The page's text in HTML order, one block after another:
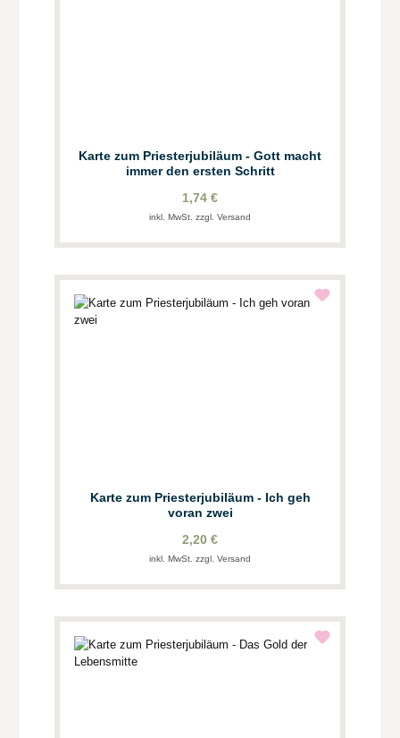
Karte zum Priesterjubiläum - Gott macht
immer den ersten Schritt
1,74 €
inkl. MwSt. zzgl. Versand
Karte zum Priesterjubiläum - Ich geh
voran zwei
2,20 €
inkl. MwSt. zzgl. Versand